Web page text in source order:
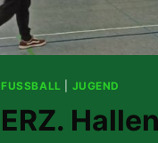
FUSSBALL JUGEND
ERZ.